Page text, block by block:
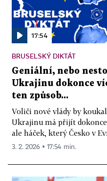
17:54
BRUSELSKÝ DIKTÁT
Geniální, nebo
Ukrajinu dokonce
ten způsob...
Voliči nové vlády by
Ukrajinu má přijít
ale háček, který Česko v
3. 2. 2026 ▪ 17:54 min.